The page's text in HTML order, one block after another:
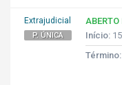
Extrajudicial
P. ÚNICA
Início:
Término: